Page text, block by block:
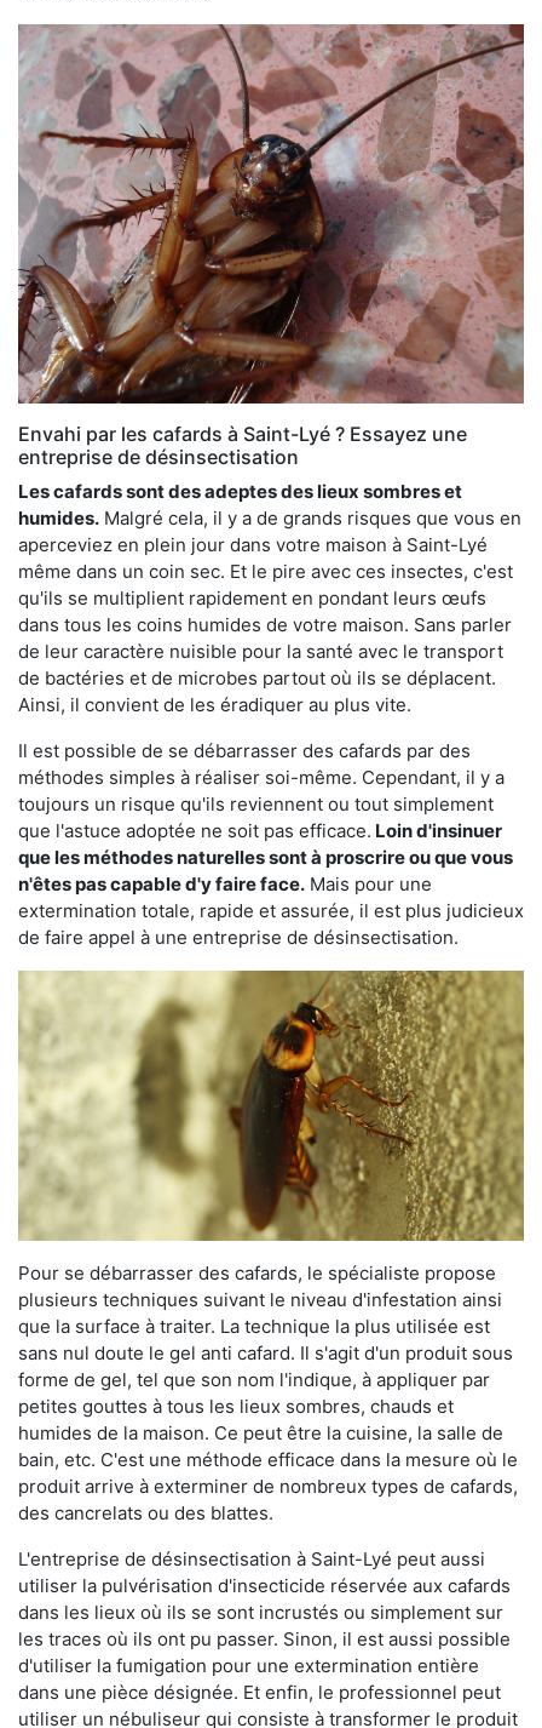
Envahi par les cafards à Saint-Lyé ? Essayez une
entreprise de désinsectisation
Les cafards sont des adeptes des lieux sombres et
humides. Malgré cela, il y a de grands risques que vous en
aperceviez en plein jour dans votre maison à Saint-Lyé
même dans un coin sec. Et le pire avec ces insectes, c'est
qu'ils se multiplient rapidement en pondant leurs œufs
dans tous les coins humides de votre maison. Sans parler
de leur caractère nuisible pour la santé avec le transport
de bactéries et de microbes partout où ils se déplacent.
Ainsi, il convient de les éradiquer au plus vite.
Il est possible de se débarrasser des cafards par des
méthodes simples à réaliser soi-même. Cependant, il y a
toujours un risque qu'ils reviennent ou tout simplement
que l'astuce adoptée ne soit pas efficace. Loin d'insinuer
que les méthodes naturelles sont à proscrire ou que vous
n'êtes pas capable d'y faire face. Mais pour une
extermination totale, rapide et assurée, il est plus judicieux
de faire appel à une entreprise de désinsectisation.
Pour se débarrasser des cafards, le spécialiste propose
plusieurs techniques suivant le niveau d'infestation ainsi
que la surface à traiter. La technique la plus utilisée est
sans nul doute le gel anti cafard. Il s'agit d'un produit sous
forme de gel, tel que son nom l'indique, à appliquer par
petites gouttes à tous les lieux sombres, chauds et
humides de la maison. Ce peut être la cuisine, la salle de
bain, etc. C'est une méthode efficace dans la mesure où le
produit arrive à exterminer de nombreux types de cafards,
des cancrelats ou des blattes.
L'entreprise de désinsectisation à Saint-Lyé peut aussi
utiliser la pulvérisation d'insecticide réservée aux cafards
dans les lieux où ils se sont incrustés ou simplement sur
les traces où ils ont pu passer. Sinon, il est aussi possible
d'utiliser la fumigation pour une extermination entière
dans une pièce désignée. Et enfin, le professionnel peut
utiliser un nébuliseur qui consiste à transformer le produit